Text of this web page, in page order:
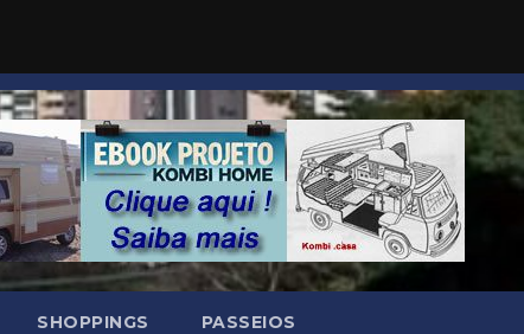
SHOPPINGS PASSEIOS